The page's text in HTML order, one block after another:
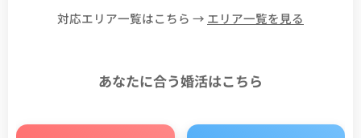
対応エリア一覧はこちら → エリア一覧を見る
あなたに合う婚活はこちら